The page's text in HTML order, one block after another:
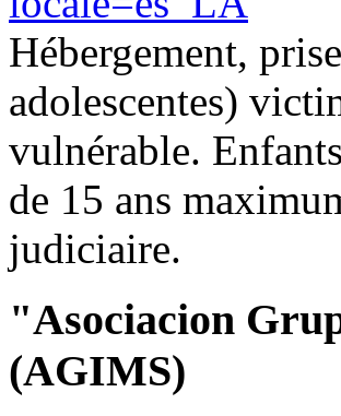
Hébergement,
adolescentes)
vulnérable.
de 15 ans
judiciaire.
"Asociacion
(AGIMS)